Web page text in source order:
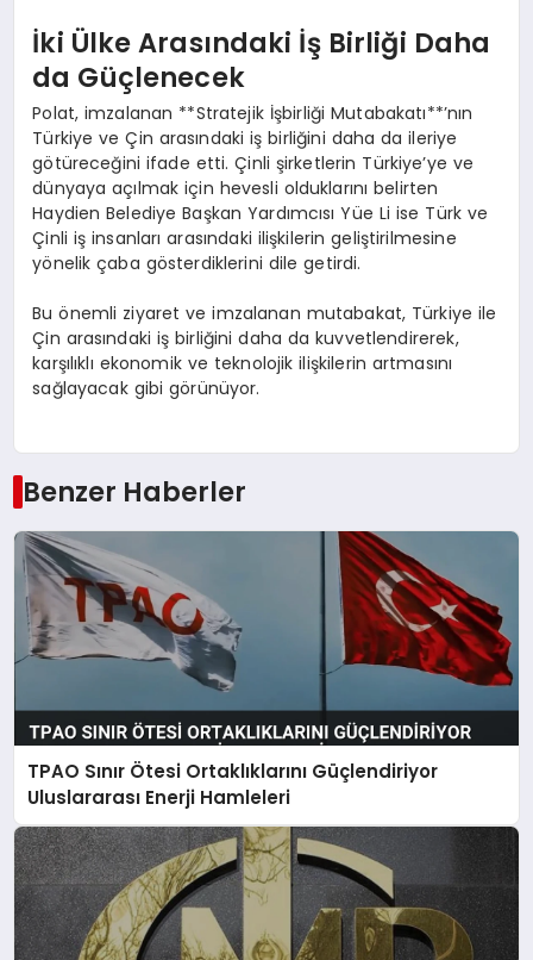
İki Ülke Arasındaki İş Birliği Daha
da Güçlenecek
Polat, imzalanan **Stratejik İşbirliği Mutabakatı**’nın
Türkiye ve Çin arasındaki iş birliğini daha da ileriye
götüreceğini ifade etti. Çinli şirketlerin Türkiye’ye ve
dünyaya açılmak için hevesli olduklarını belirten
Haydien Belediye Başkan Yardımcısı Yüe Li ise Türk ve
Çinli iş insanları arasındaki ilişkilerin geliştirilmesine
yönelik çaba gösterdiklerini dile getirdi.
Bu önemli ziyaret ve imzalanan mutabakat, Türkiye ile
Çin arasındaki iş birliğini daha da kuvvetlendirerek,
karşılıklı ekonomik ve teknolojik ilişkilerin artmasını
sağlayacak gibi görünüyor.
Benzer Haberler
TPAO Sınır Ötesi Ortaklıklarını Güçlendiriyor
Uluslararası Enerji Hamleleri